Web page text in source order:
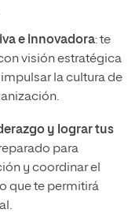
e innovadora: te
visión estratégica
la cultura de
y lograr tus
para
y coordinar el
que te permitirá